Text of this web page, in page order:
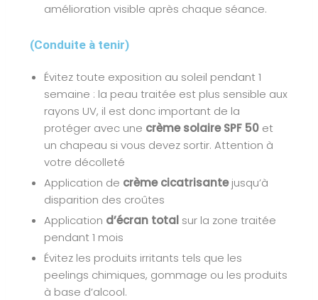
amélioration visible après chaque séance.
(Conduite à tenir)
Évitez toute exposition au soleil pendant 1
semaine : la peau traitée est plus sensible aux
rayons UV, il est donc important de la
protéger avec une crème solaire SPF 50 et
un chapeau si vous devez sortir. Attention à
votre décolleté
Application de crème cicatrisantejusqu’à
disparition des croûtes
Application d’écran total sur la zone traitée
pendant 1 mois
Évitez les produits irritants tels que les
peelings chimiques, gommage ou les produits
à base d’alcool.